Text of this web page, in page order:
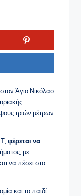
Άγιο Νικόλαο
τριών μέτρων
φέρεται να
με
να πέσει στο
και το παιδί